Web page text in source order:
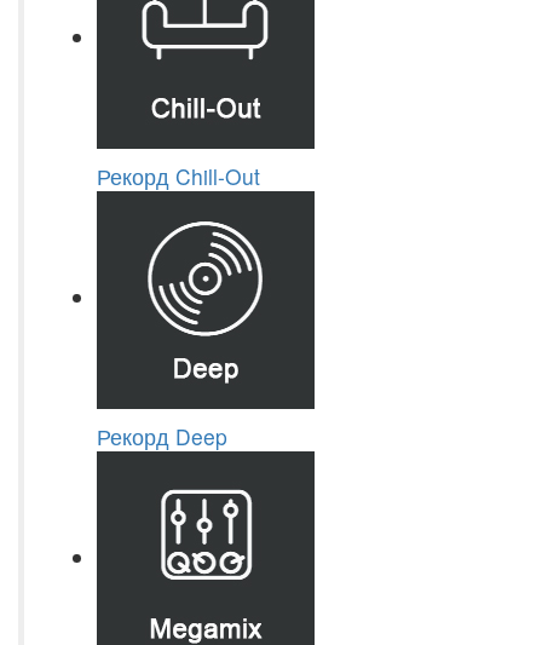
Рекорд Chill-Out
Рекорд Deep